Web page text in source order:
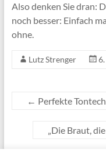
Also denken Sie dran:
noch besser: Einfach
ohne.
Lutz Strenger
← Perfekte
„Die Braut,